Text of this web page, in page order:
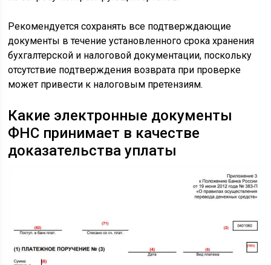
Рекомендуется сохранять все подтверждающие
документы в течение установленного срока хранения
бухгалтерской и налоговой документации, поскольку
отсутствие подтверждения возврата при проверке
может привести к налоговым претензиям.
Какие электронные документы
ФНС принимает в качестве
доказательства уплаты